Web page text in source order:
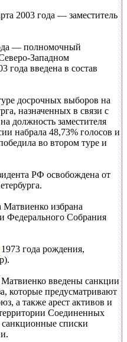
2003 года — заместитель
— полномочный
Западном
года введена в состав
досрочных выборов на
назначенных в связи с
должность заместителя
набрала 48,73% голосов и
во втором туре и
РФ освобождена от
Матвиенко избрана
Федерального Собрания
1973 года рождения,
введены санкции
которые предусматривают
а также арест активов и
Соединенных
списки